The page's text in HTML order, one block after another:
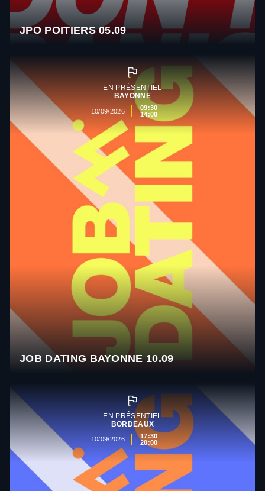
JPO POITIERS 05.09
EN PRÉSENTIEL
BAYONNE
10/09/2026
09:30
14:00
JOB DATING BAYONNE 10.09
EN PRÉSENTIEL
BORDEAUX
10/09/2026
17:30
20:00